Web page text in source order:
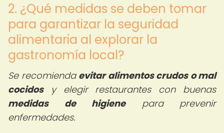
2. ¿Qué medidas se deben tomar
para garantizar la seguridad
alimentaria al explorar la
gastronomía local?
Se recomienda evitar alimentos crudos o mal
cocidosy elegir restaurantes con buenas
medidas de higienepara prevenir
enfermedades.